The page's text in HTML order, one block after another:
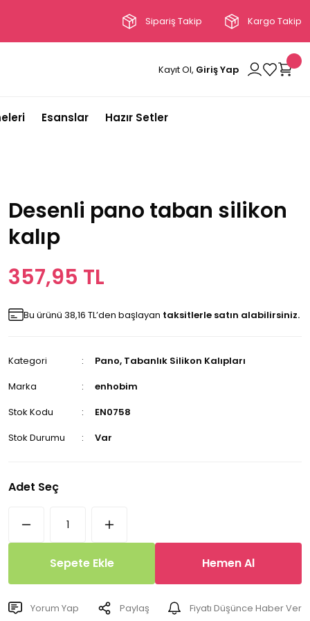
Sipariş Takip Kargo Takip
Kayıt Ol, Giriş Yap
Esanslar Hazır Setler
Desenli pano taban silikon
kalıp
357,95 TL
Bu ürünü 38,16 TL’den başlayan taksitlerle satın alabilirsiniz.
Kategori
Pano, Tabanlık Silikon Kalıpları
Marka
enhobim
Stok Kodu
EN0758
Stok Durumu
Var
Adet Seç
Sepete Ekle Hemen Al
Yorum Yap Paylaş Fiyatı Düşünce Haber Ver